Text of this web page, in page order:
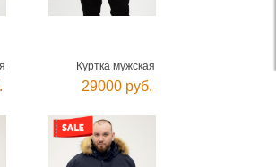
Куртка мужская
29000 руб.